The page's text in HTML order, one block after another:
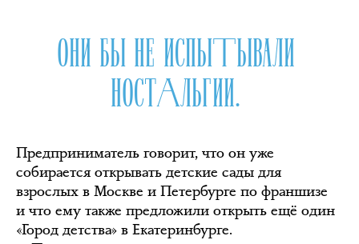
ОНИ БЫ НЕ ИСПЫТЫВАЛИ
НОСТАЛЬГИИ.
Предприниматель говорит, что он уже
собирается открывать детские сады для
взрослых в Москве и Петербурге по франшизе
и что ему также предложили открыть ещё один
«Город детства» в Екатеринбурге.